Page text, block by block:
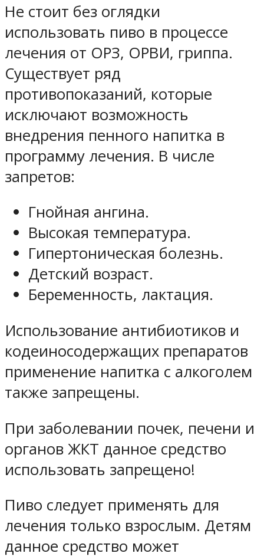
Не стоит без оглядки
использовать пиво в процессе
лечения от ОРЗ, ОРВИ, гриппа.
Существует ряд
противопоказаний, которые
исключают возможность
внедрения пенного напитка в
программу лечения. В числе
запретов:
Гнойная ангина.
Высокая температура.
Гипертоническая болезнь.
Детский возраст.
Беременность, лактация.
Использование антибиотиков и
кодеиносодержащих препаратов
применение напитка с алкоголем
также запрещены.
При заболевании почек, печени и
органов ЖКТ данное средство
использовать запрещено!
Пиво следует применять для
лечения только взрослым. Детям
данное средство может